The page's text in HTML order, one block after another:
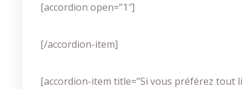
[accordion open=”1″]
[/accordion-item]
[accordion-item title=”Si vous préférez tout